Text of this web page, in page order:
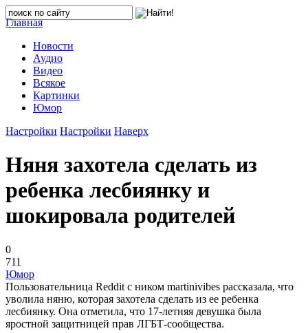
Главная
Новости
Аудио
Видео
Всякое
Картинки
Юмор
Настройки Настройки Наверх
Няня захотела сделать из
ребенка лесбиянку и
шокировала родителей
0
711
Юмор
Пользовательница Reddit с ником martinivibes рассказала, что
уволила няню, которая захотела сделать из ее ребенка
лесбиянку. Она отметила, что 17-летняя девушка была
яростной защитницей прав ЛГБТ-сообщества.